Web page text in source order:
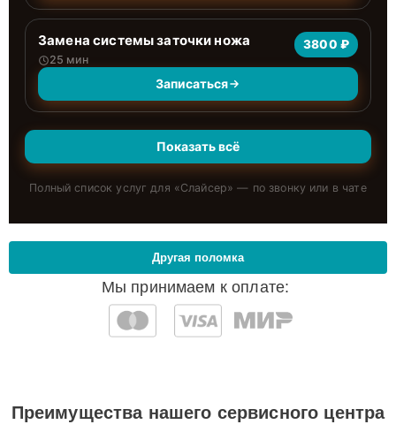
Замена системы заточки ножа
25 мин
3800 ₽
Записаться
Показать всё
Полный список услуг для «Слайсер» — по звонку или в чате
Мы принимаем к оплате:
Другая поломка
Преимущества нашего сервисного центра